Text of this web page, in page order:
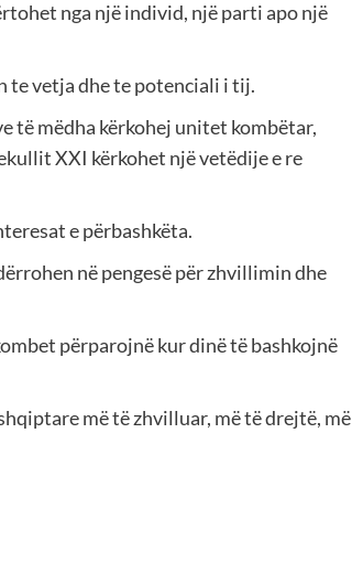
nga një individ, një parti apo një
te vetja dhe te potenciali i tij.
të mëdha kërkohej unitet kombëtar,
XXI kërkohet një vetëdije e re
e përbashkëta.
në pengesë për zhvillimin dhe
përparojnë kur dinë të bashkojnë
më të zhvilluar, më të drejtë, më